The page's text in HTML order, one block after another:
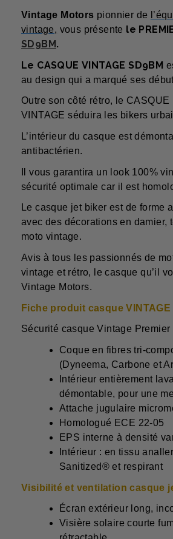
Vintage Motors pionnier de
vintage, vous présente le
SD9BM.
Le CASQUE VINTAGE SD9BM
au design qui a marqué ses
Outre son côté rétro, le CASQUE
VINTAGE séduira les bikers
L’intérieur du casque est
antibactérien.
Il vous garantira un look 100%
sécurité optimale car il est
Le casque jet biker est de forme
avec des décorations en damier,
moto vintage.
Avis à tous les passionnés de
vintage et rétro, le casque qu’il
Vintage Motors.
Fiche produit casque VINTAGE
Sécurité casque Vintage Premier
Coque en fibres tri-
(Dyneema, Carbone et
Intérieur entièrement
démontable, pour une
Attache jugulaire
Homologué ECE 22-05
EPS interne à densité
Intérieur : en tissu
Sanitized® et respirant
Visibilité et ventilation casque
Écran extérieur long,
Visière solaire courte